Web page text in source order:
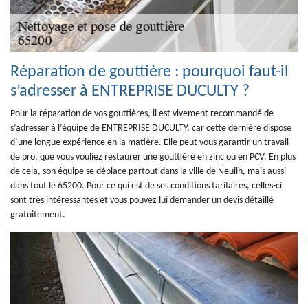
Réparation de gouttière : pourquoi faut-il
s’adresser à ENTREPRISE DUCULTY ?
Pour la réparation de vos gouttières, il est vivement recommandé de
s’adresser à l’équipe de ENTREPRISE DUCULTY, car cette dernière dispose
d’une longue expérience en la matière. Elle peut vous garantir un travail
de pro, que vous vouliez restaurer une gouttière en zinc ou en PCV. En plus
de cela, son équipe se déplace partout dans la ville de Neuilh, mais aussi
dans tout le 65200. Pour ce qui est de ses conditions tarifaires, celles-ci
sont très intéressantes et vous pouvez lui demander un devis détaillé
gratuitement.